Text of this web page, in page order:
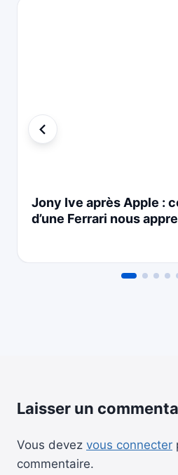
Jony Ive après Apple :
d’une Ferrari nous
Laisser un
Vous devez vous connecter
commentaire.